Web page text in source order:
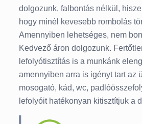
dolgozunk, falbontás nélkül,
hogy minél kevesebb rombolás
Amennyiben lehetséges, nem
Kedvező áron dolgozunk.
lefolyótisztítás is a munkánk
amennyiben arra is igényt tart az
mosogató, kád, wc,
lefolyóit hatékonyan kitisztítjuk a